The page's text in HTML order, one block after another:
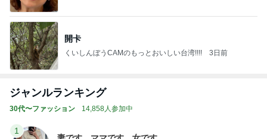
開卡
くいしんぼうCAMのもっとおいしい台湾!!!! 3日前
ジャンルランキング
30代〜ファッション 14,858人参加中
1